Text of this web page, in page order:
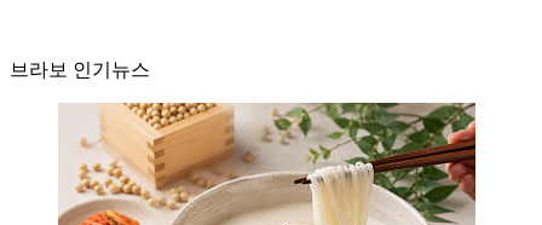
브라보 인기뉴스